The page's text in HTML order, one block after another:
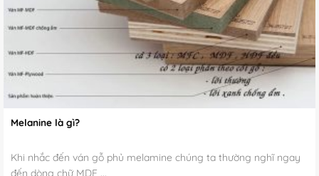
Melanine là gì?
Khi nhắc đến ván gỗ phủ melamine chúng ta thường nghĩ ngay
đến dòng chữ MDF ...